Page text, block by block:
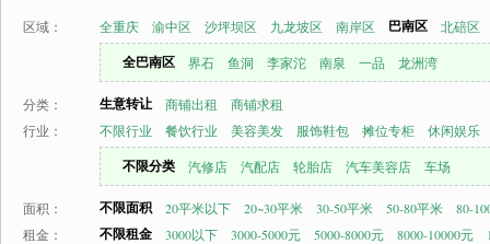
区域： 全重庆 渝中区 沙坪坝区 九龙坡区 南岸区 巴南区 北碚区
全巴南区 界石 鱼洞 李家沱 南泉 一品 龙洲湾
分类： 生意转让 商铺出租
商铺求租
行业：
不限行业 餐饮行业 美容美发 服饰鞋包 摊位专柜 休闲娱乐
不限分类 汽修店 汽配店 轮胎店 汽车美容店 车场
面积： 不限面积 20平米以下 20~30平米 30-50平米 50-80平米
80-
租金：
不限租金 3000以下 3000-5000元 5000-8000元 8000-10000元